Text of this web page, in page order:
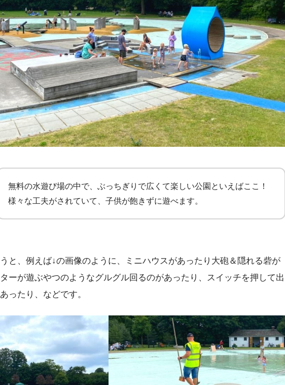
無料の水遊び場の中で、ぶっちぎりで広くて楽しい公園といえばここ！
様々な工夫がされていて、子供が飽きずに遊べます。
と、例えば↓の画像のように、ミニハウスがあったり大砲＆隠れる砦が
ーが遊ぶやつのようなグルグル回るのがあったり、スイッチを押して出
ったり、などです。